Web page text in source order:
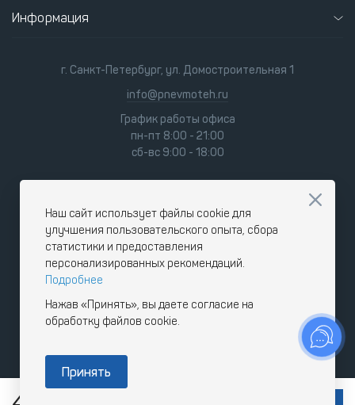
Информация
г. Санкт-Петербург, ул. Домостроительная 1
info@pnevmoteh.ru
График работы офиса
пн-пт 8:00 - 21:00
сб-вс 9:00 - 18:00
Наш сайт использует файлы cookie для
улучшения пользовательского опыта, сбора
статистики и предоставления
персонализированных рекомендаций.
Подробнее
Нажав «Принять», вы даете согласие на
обработку файлов cookie.
Принять